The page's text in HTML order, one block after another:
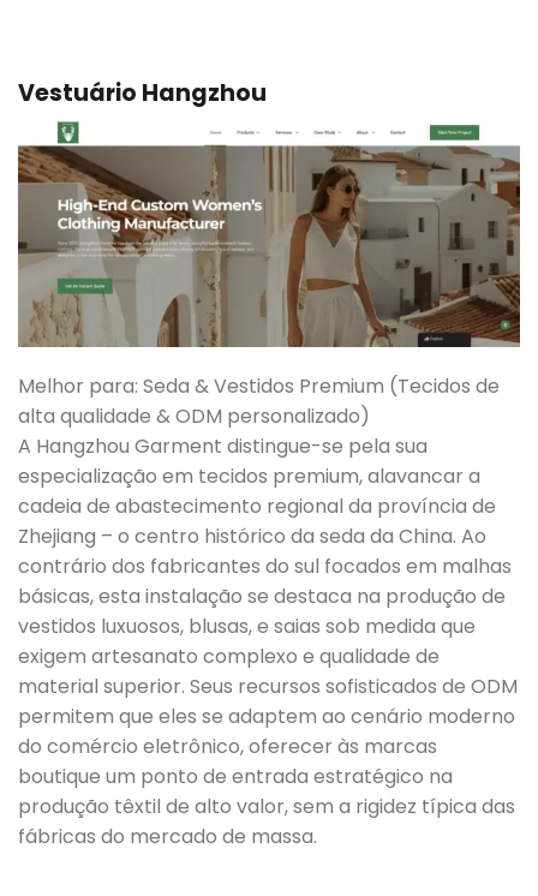
Vestuário Hangzhou
Melhor para: Seda & Vestidos Premium (Tecidos de
alta qualidade & ODM personalizado)
A Hangzhou Garment distingue-se pela sua
especialização em tecidos premium, alavancar a
cadeia de abastecimento regional da província de
Zhejiang – o centro histórico da seda da China. Ao
contrário dos fabricantes do sul focados em malhas
básicas, esta instalação se destaca na produção de
vestidos luxuosos, blusas, e saias sob medida que
exigem artesanato complexo e qualidade de
material superior. Seus recursos sofisticados de ODM
permitem que eles se adaptem ao cenário moderno
do comércio eletrônico, oferecer às marcas
boutique um ponto de entrada estratégico na
produção têxtil de alto valor, sem a rigidez típica das
fábricas do mercado de massa.